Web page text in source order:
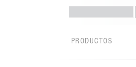
PRODUCTOS